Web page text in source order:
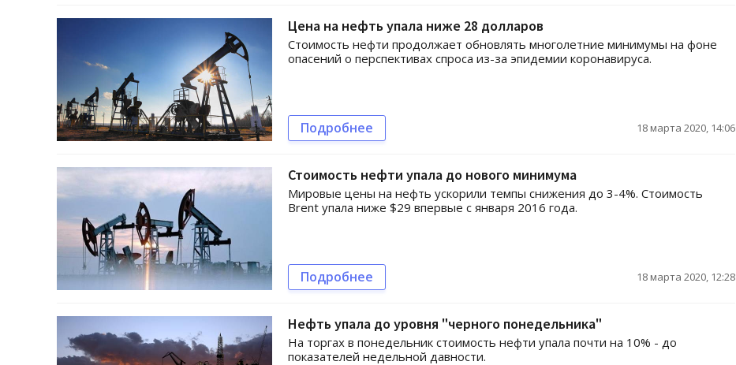
Цена на нефть упала ниже 28 долларов
Стоимость нефти продолжает обновлять многолетние минимумы на фоне
опасений о перспективах спроса из-за эпидемии коронавируса.
Подробнее 18 марта 2020, 14:06
Стоимость нефти упала до нового минимума
Мировые цены на нефть ускорили темпы снижения до 3-4%. Стоимость
Brent упала ниже $29 впервые с января 2016 года.
Подробнее 18 марта 2020, 12:28
Нефть упала до уровня "черного понедельника"
На торгах в понедельник стоимость нефти упала почти на 10% - до
показателей недельной давности.